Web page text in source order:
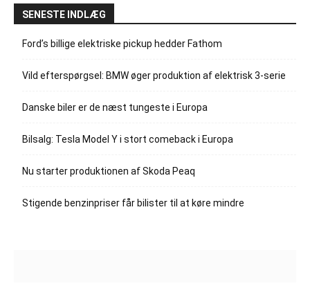
SENESTE INDLÆG
Ford’s billige elektriske pickup hedder Fathom
Vild efterspørgsel: BMW øger produktion af elektrisk 3-serie
Danske biler er de næst tungeste i Europa
Bilsalg: Tesla Model Y i stort comeback i Europa
Nu starter produktionen af Skoda Peaq
Stigende benzinpriser får bilister til at køre mindre